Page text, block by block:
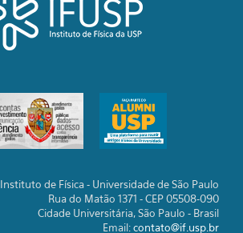
Instituto de Física - Universidade de São Paulo
Rua do Matão 1371 - CEP 05508-090
Cidade Universitária, São Paulo - Brasil
Email:contato@if.usp.br